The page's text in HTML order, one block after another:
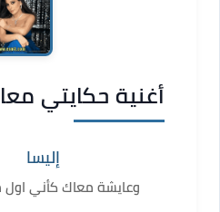
أغنية حكايتي
إليسا
وعايشة معاك كأني